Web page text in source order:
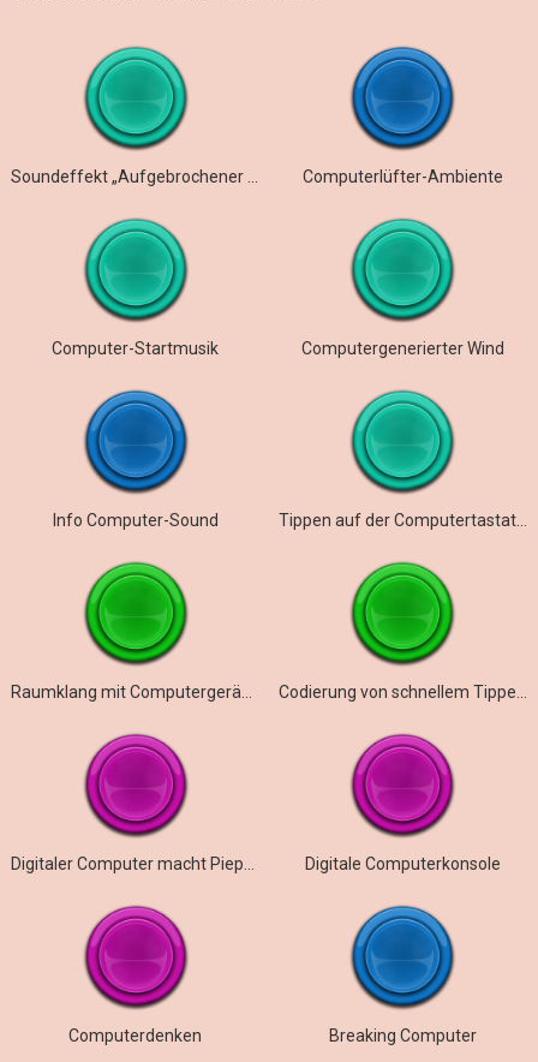
Computerlüfter-Ambiente
Computer-Startmusik Computergenerierter Wind
Info Computer-Sound Tippen auf der Computertastatur
Digitale Computerkonsole
Computerdenken Breaking Computer